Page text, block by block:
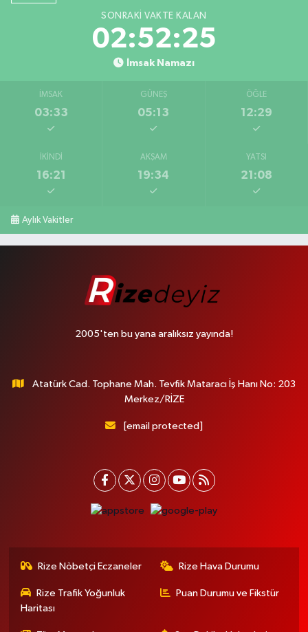
SONRAKI VAKTE KALAN
02:52:24
İmsak Namazı
İMSAK
03:33
GÜNEŞ
05:13
ÖĞLE
12:29
İKINDI
16:21
AKŞAM
19:34
YATSI
21:08
Aylık Vakitler
2005'ten bu yana aralıksız yayında!
Atatürk Cad. Tophane Mah. Tevfik Mataracı İş Hanı No: 203
Merkez/RİZE
[email protected]
Rize Nöbetçi Eczaneler Rize Hava Durumu
Rize Trafik Yoğunluk
Haritası
Puan Durumu ve Fikstür